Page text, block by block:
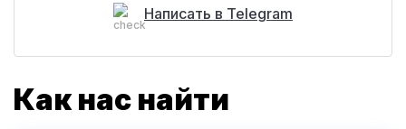
Написать в Telegram
Как нас найти